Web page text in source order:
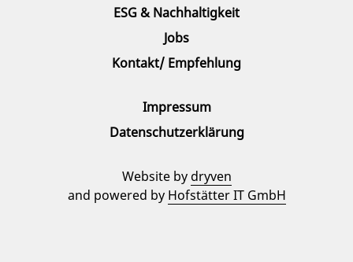
ESG & Nachhaltigkeit
Jobs
Kontakt/ Empfehlung
Impressum
Datenschutzerklärung
Website by dryven
and powered by Hofstätter IT GmbH